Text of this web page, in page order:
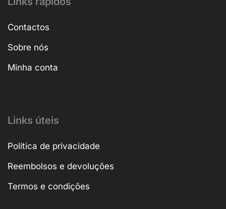
Contactos
Sobre nós
Minha conta
Links úteis
Política de privacidade
Reembolsos e devoluções
Termos e condições